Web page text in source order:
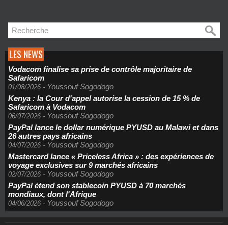
LES NEWS
Vodacom finalise sa prise de contrôle majoritaire de
Safaricom
01/08/2026 - Youssouf Sogodogo
Kenya : la Cour d'appel autorise la cession de 15 % de
Safaricom à Vodacom
06/07/2026 - Youssouf Sogodogo
PayPal lance le dollar numérique PYUSD au Malawi et dans
26 autres pays africains
04/07/2026 - Youssouf Sogodogo
Mastercard lance « Priceless Africa » : des expériences de
voyage exclusives sur 9 marchés africains
02/07/2026 - Youssouf Sogodogo
PayPal étend son stablecoin PYUSD à 70 marchés
mondiaux, dont l'Afrique
04/06/2026 - Youssouf Sogodogo